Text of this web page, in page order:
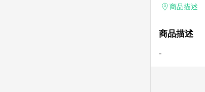
商品描述
商品描述
-